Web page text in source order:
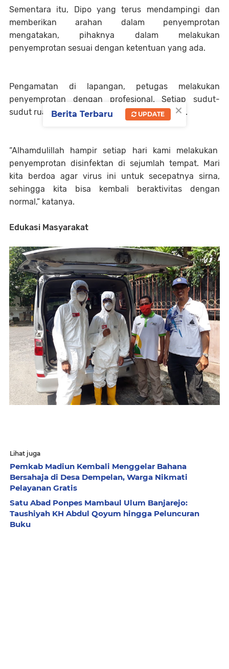
Sementara itu, Dipo yang terus mendampingi dan
memberikan arahan dalam penyemprotan
mengatakan, pihaknya dalam melakukan
penyemprotan sesuai dengan ketentuan yang ada.
Pengamatan di lapangan, petugas melakukan
penyemprotan dengan profesional. Setiap sudut-
sudut ruangan tidak luput dari penyemprotan.
“Alhamdulillah hampir setiap hari kami melakukan
penyemprotan disinfektan di sejumlah tempat. Mari
kita berdoa agar virus ini untuk secepatnya sirna,
sehingga kita bisa kembali beraktivitas dengan
normal,” katanya.
Edukasi Masyarakat
Lihat juga
Pemkab Madiun Kembali Menggelar Bahana
Bersahaja di Desa Dempelan, Warga Nikmati
Pelayanan Gratis
Satu Abad Ponpes Mambaul Ulum Banjarejo:
Taushiyah KH Abdul Qoyum hingga Peluncuran
Buku
×
Berita Terbaru UPDATE